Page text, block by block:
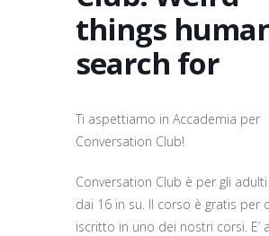
things
search for
Ti aspettiamo in Accademia per
Conversation Club!
Conversation Club è per gli
dai 16 in su. Il corso è gratis per
iscritto in uno dei nostri corsi. E’